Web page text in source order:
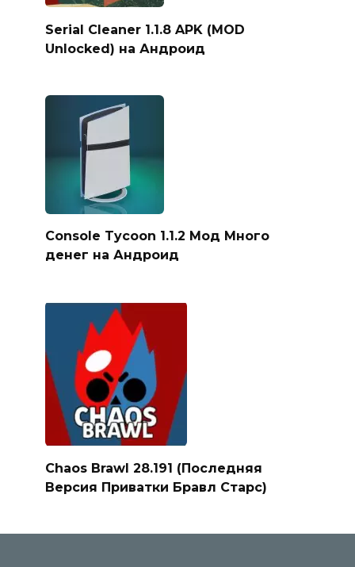
Serial Cleaner 1.1.8 APK (MOD
Unlocked) на Андроид
Console Tycoon 1.1.2 Мод Много
денег на Андроид
Chaos Brawl 28.191 (Последняя
Версия Приватки Бравл Старс)